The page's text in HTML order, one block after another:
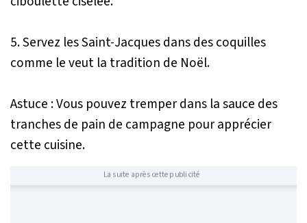
5. Servez les Saint-Jacques dans des coquilles
comme le veut la tradition de Noël.
Astuce : Vous pouvez tremper dans la sauce des
tranches de pain de campagne pour apprécier
cette cuisine.
La suite après cette publicité